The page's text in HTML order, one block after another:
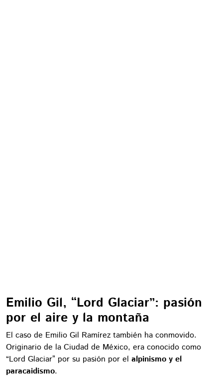
Emilio Gil, “Lord Glaciar”: pasión
por el aire y la montaña
El caso de Emilio Gil Ramírez también ha conmovido.
Originario de la Ciudad de México, era conocido como
“Lord Glaciar” por su pasión por el alpinismo y el
paracaidismo.